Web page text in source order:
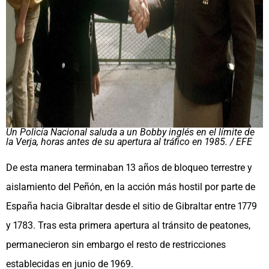
Un Policía Nacional saluda a un Bobby inglés en el límite de
la Verja, horas antes de su apertura al tráfico en 1985. / EFE
De esta manera terminaban 13 años de bloqueo terrestre y
aislamiento del Peñón,​ en la acción más hostil por parte de
España hacia Gibraltar desde el sitio de Gibraltar entre 1779
y 1783. Tras esta primera apertura al tránsito de peatones,
permanecieron sin embargo el resto de restricciones
establecidas en junio de 1969.